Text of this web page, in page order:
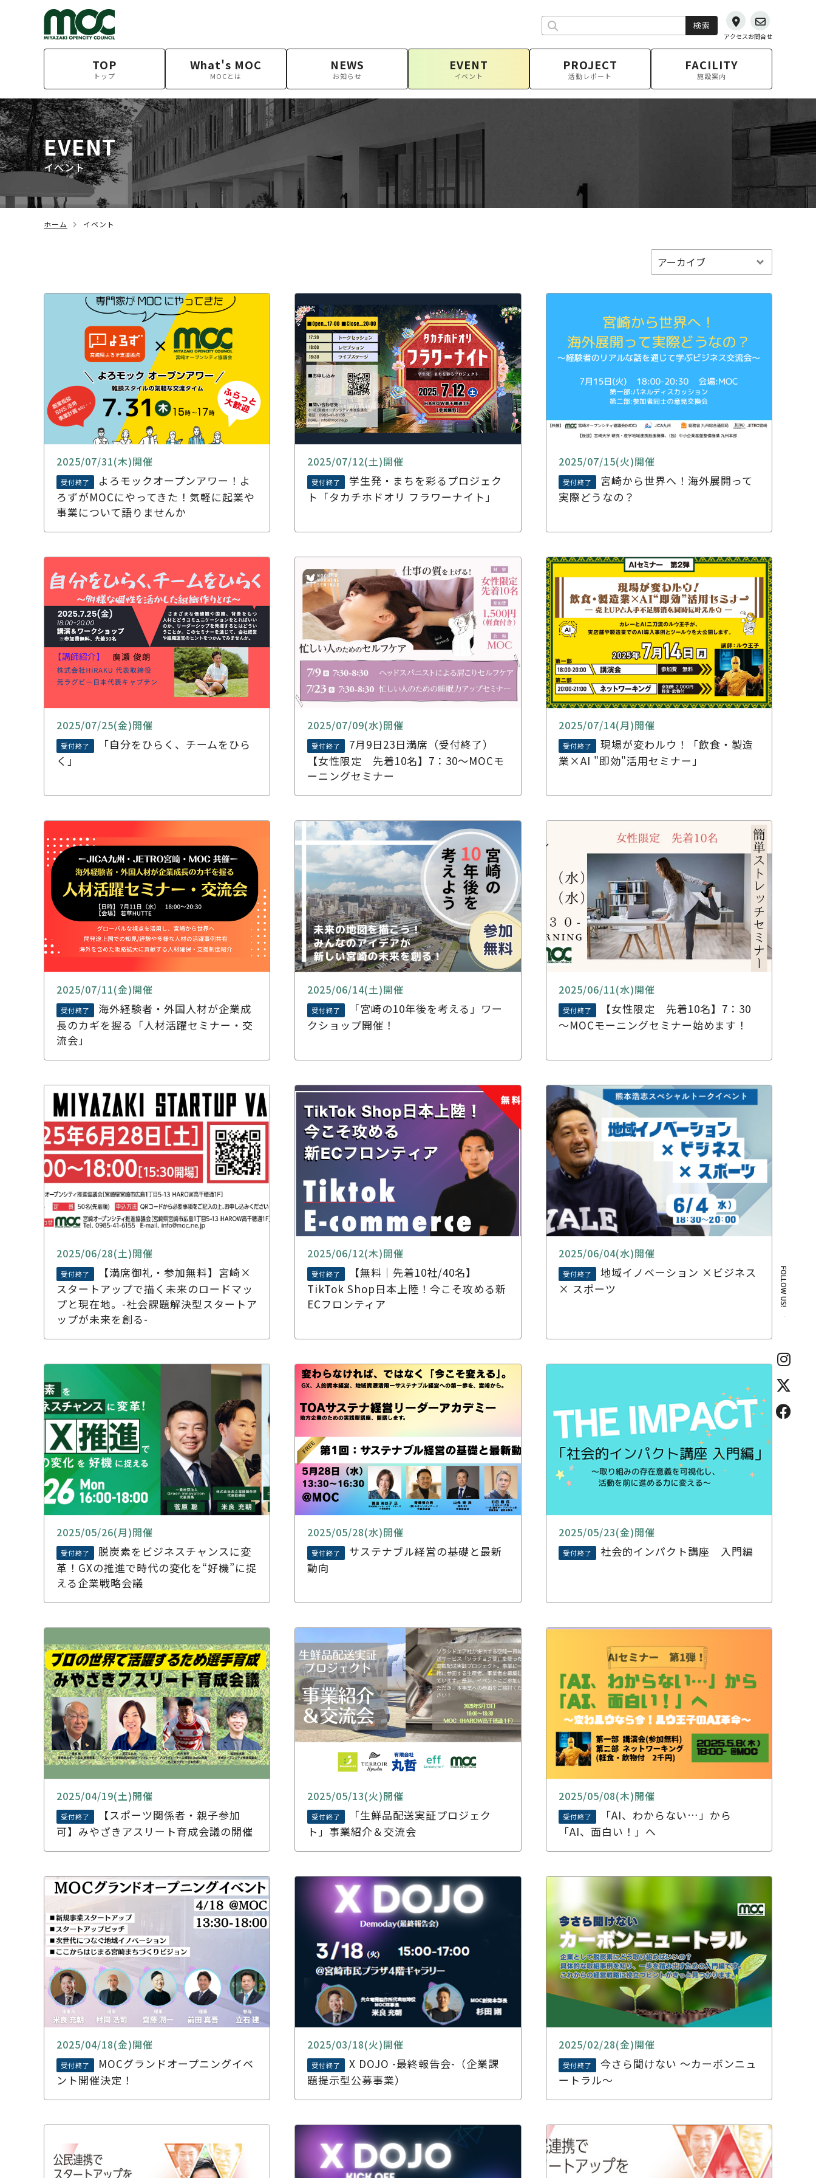
検索
アクセスお問合せ
TOP
トップ
What's MOC
MOCとは
NEWS
お知らせ
EVENT
イベント
PROJECT
活動レポート
FACILITY
施設案内
EVENT
イベント
ホーム イベント
2025/07/31(木)開催
受付終了
よろモックオープンアワー！よ
ろずがMOCにやってきた！気軽に起業や
事業について語りませんか
2025/07/12(土)開催
受付終了
学生発・まちを彩るプロジェク
ト「タカチホドオリ フラワーナイト」
2025/07/15(火)開催
受付終了
宮崎から世界へ！海外展開って
実際どうなの？
2025/07/25(金)開催
受付終了
「自分をひらく、チームをひら
く」
2025/07/09(水)開催
受付終了
7月9日23日満席（受付終了）
【女性限定 先着10名】7：30～MOCモ
ーニングセミナー
2025/07/14(月)開催
受付終了
現場が変わルウ！「飲食・製造
業×AI "即効"活用セミナー」
2025/07/11(金)開催
受付終了
海外経験者・外国人材が企業成
長のカギを握る「人材活躍セミナー・交
流会」
2025/06/14(土)開催
受付終了
「宮崎の10年後を考える」ワー
クショップ開催！
2025/06/11(水)開催
受付終了
【女性限定 先着10名】7：30
～MOCモーニングセミナー始めます！
2025/06/28(土)開催
受付終了
【満席御礼・参加無料】宮崎×
スタートアップで描く未来のロードマッ
プと現在地。-社会課題解決型スタートア
ップが未来を創る-
2025/06/12(木)開催
受付終了
【無料｜先着10社/40名】
TikTok Shop日本上陸！今こそ攻める新
ECフロンティア
2025/06/04(水)開催
受付終了
地域イノベーション ×ビジネス
× スポーツ
2025/05/26(月)開催
受付終了
脱炭素をビジネスチャンスに変
革！GXの推進で時代の変化を“好機”に捉
える企業戦略会議
2025/05/28(水)開催
受付終了
サステナブル経営の基礎と最新
動向
2025/05/23(金)開催
受付終了 社会的インパクト講座 入門編
2025/04/19(土)開催
受付終了
【スポーツ関係者・親子参加
可】みやざきアスリート育成会議の開催
2025/05/13(火)開催
受付終了
「生鮮品配送実証プロジェク
ト」事業紹介＆交流会
2025/05/08(木)開催
受付終了
「AI、わからない…」から
「AI、面白い！」へ
2025/04/18(金)開催
受付終了
MOCグランドオープニングイベ
ント開催決定！
2025/03/18(火)開催
受付終了
X DOJO -最終報告会-（企業課
題提示型公募事業）
2025/02/28(金)開催
受付終了
今さら聞けない ～カーボンニュ
ートラル～
FOLLOW US!